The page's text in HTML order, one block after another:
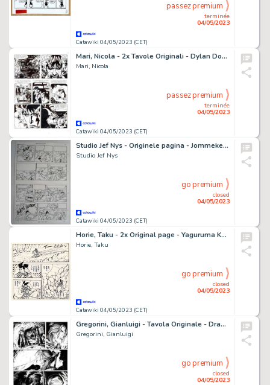
Catawiki 04/05/2023 (CET)
terminée
04/05/2023
passez premium
Mari, Nicola - 2x Tavole Originali - Dylan Dog Gigante #7 "Horror Market" - (1998)
Mari, Nicola
Catawiki 04/05/2023 (CET)
terminée
04/05/2023
passez premium
Studio Jef Nys - Originele pagina - Jommeke 36 - Neuzen bij de vleet - (2004)
Studio Jef Nys
Catawiki 04/05/2023 (CET)
closed
04/05/2023
go premium
Horie, Taku - 2x Original page - Yaguruma Kennosuke - (1959)
Horie, Taku
Catawiki 04/05/2023 (CET)
closed
04/05/2023
go premium
Gregorini, Gianluigi - Tavola Originale - Dragonero #10 "Le fosse dei Fargh" - (2014)
Gregorini, Gianluigi
closed
04/05/2023
go premium